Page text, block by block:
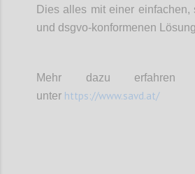
Dies alles mit einer einfachen,
und dsgvo-konformenen
Mehr dazu erfahren
unter https://www.savd.at/